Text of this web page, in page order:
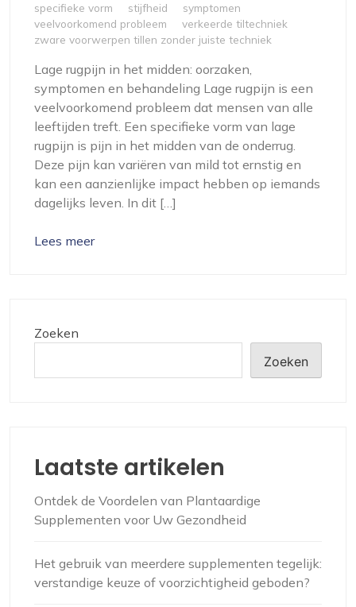
specifieke vorm
stijfheid
symptomen
veelvoorkomend probleem
verkeerde tiltechniek
zware voorwerpen tillen zonder juiste techniek
Lage rugpijn in het midden: oorzaken,
symptomen en behandeling Lage rugpijn is een
veelvoorkomend probleem dat mensen van alle
leeftijden treft. Een specifieke vorm van lage
rugpijn is pijn in het midden van de onderrug.
Deze pijn kan variëren van mild tot ernstig en
kan een aanzienlijke impact hebben op iemands
dagelijks leven. In dit […]
Lees meer
Zoeken
Zoeken
Laatste artikelen
Ontdek de Voordelen van Plantaardige
Supplementen voor Uw Gezondheid
Het gebruik van meerdere supplementen tegelijk:
verstandige keuze of voorzichtigheid geboden?